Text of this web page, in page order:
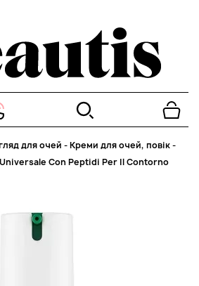
для очей -Креми для очей, повік-
Con Peptidi Per Il Contorno